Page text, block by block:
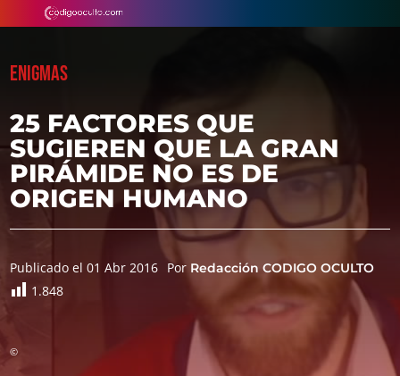
ENIGMAS
25 FACTORES QUE
SUGIEREN QUE LA GRAN
PIRÁMIDE NO ES DE
ORIGEN HUMANO
Publicado el 01 Abr 2016 Por Redacción CODIGO OCULTO
1.848
©